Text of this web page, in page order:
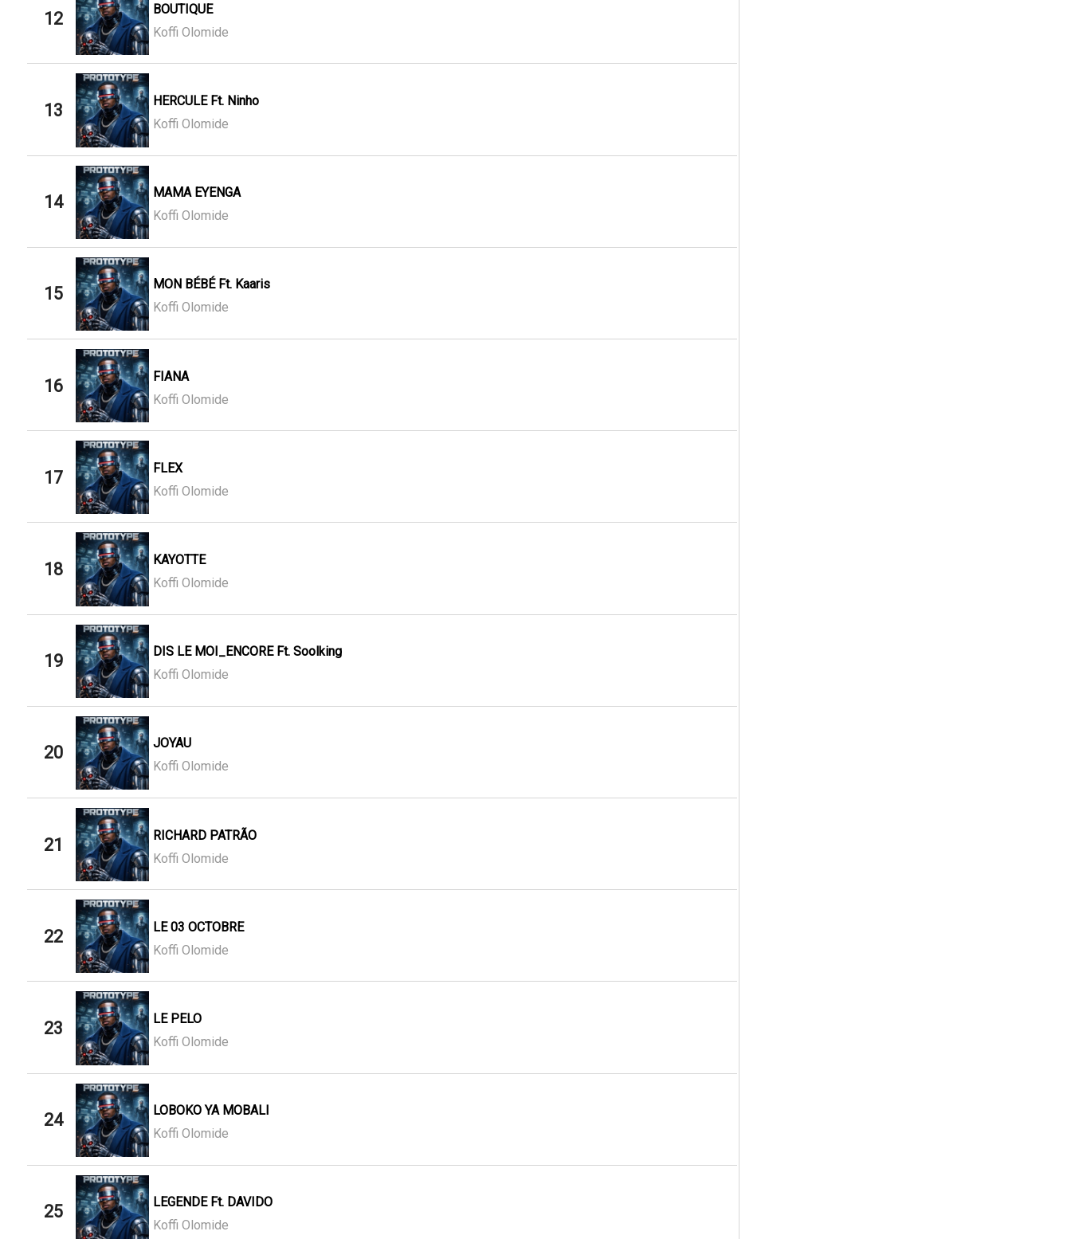
12
BOUTIQUE
Koffi Olomide
13
HERCULE Ft. Ninho
Koffi Olomide
14
MAMA EYENGA
Koffi Olomide
15
MON BÉBÉ Ft. Kaaris
Koffi Olomide
16
FIANA
Koffi Olomide
17
FLEX
Koffi Olomide
18
KAYOTTE
Koffi Olomide
19
DIS LE MOI_ENCORE Ft. Soolking
Koffi Olomide
20
JOYAU
Koffi Olomide
21
RICHARD PATRÃO
Koffi Olomide
22
LE 03 OCTOBRE
Koffi Olomide
23
LE PELO
Koffi Olomide
24
LOBOKO YA MOBALI
Koffi Olomide
25
LEGENDE Ft. DAVIDO
Koffi Olomide